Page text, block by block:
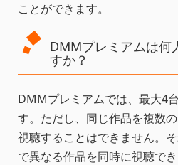
ことができます。
DMMプレミアムは何
すか？
DMMプレミアムでは、最大4
す。ただし、同じ作品を複数
視聴することはできません。
で異なる作品を同時に視聴でき